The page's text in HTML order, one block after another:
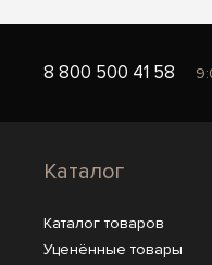
8 800 500 41 58
Каталог
Каталог товаров
Уценённые товары